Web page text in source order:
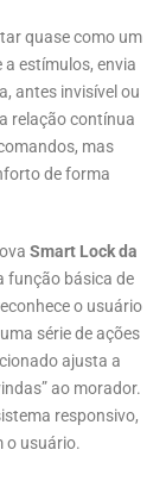
quase como um
estímulos, envia
antes invisível ou
relação contínua
mas
de forma
Smart Lock da
função básica de
o usuário
série de ações
ajusta a
ao morador.
responsivo,
o usuário.